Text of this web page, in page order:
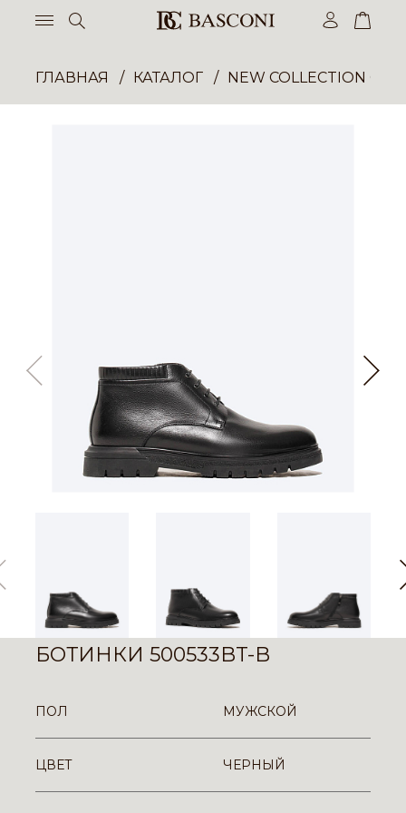
ГЛАВНАЯ КАТАЛОГ NEW COLLECTION
БОТИНКИ 500533BT-B
ПОЛ МУЖСКОЙ
ЦВЕТ ЧЕРНЫЙ